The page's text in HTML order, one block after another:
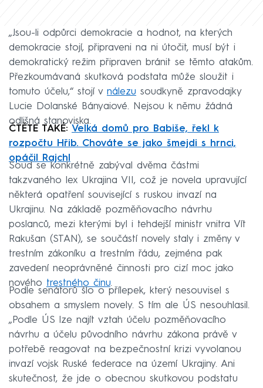
„Jsou-li odpůrci demokracie a hodnot, na kterých
demokracie stojí, připraveni na ni útočit, musí být i
demokratický režim připraven bránit se těmto atakům.
Přezkoumávaná skutková podstata může sloužit i
tomuto účelu,“ stojí v nálezu soudkyně zpravodajky
Lucie Dolanské Bányaiové. Nejsou k němu žádná
odlišná stanoviska.
ČTĚTE TAKÉ: Velká domů pro Babiše, řekl k
rozpočtu Hřib. Chováte se jako šmejdi s hrnci,
opáčil Rajchl
Soud se konkrétně zabýval dvěma částmi
takzvaného lex Ukrajina VII, což je novela upravující
některá opatření související s ruskou invazí na
Ukrajinu. Na základě pozměňovacího návrhu
poslanců, mezi kterými byl i tehdejší ministr vnitra Vít
Rakušan (STAN), se součástí novely staly i změny v
trestním zákoníku a trestním řádu, zejména pak
zavedení neoprávněné činnosti pro cizí moc jako
nového trestného činu.
Podle senátorů šlo o přílepek, který nesouvisel s
obsahem a smyslem novely. S tím ale ÚS nesouhlasil.
„Podle ÚS lze najít vztah účelu pozměňovacího
návrhu a účelu původního návrhu zákona právě v
potřebě reagovat na bezpečnostní krizi vyvolanou
invazí vojsk Ruské federace na území Ukrajiny. Ani
skutečnost, že jde o obecnou skutkovou podstatu